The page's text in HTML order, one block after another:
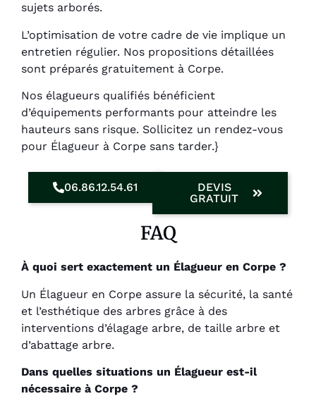
sujets arborés.
L’optimisation de votre cadre de vie implique un
entretien régulier. Nos propositions détaillées
sont préparés gratuitement à Corpe.
Nos élagueurs qualifiés bénéficient
d’équipements performants pour atteindre les
hauteurs sans risque. Sollicitez un rendez-vous
pour Élagueur à Corpe sans tarder.}
06.86.12.54.61
DEVIS
GRATUIT
FAQ
À quoi sert exactement un Élagueur en Corpe ?
Un Élagueur en Corpe assure la sécurité, la santé
et l’esthétique des arbres grâce à des
interventions d’élagage arbre, de taille arbre et
d’abattage arbre.
Dans quelles situations un Élagueur est-il
nécessaire à Corpe ?